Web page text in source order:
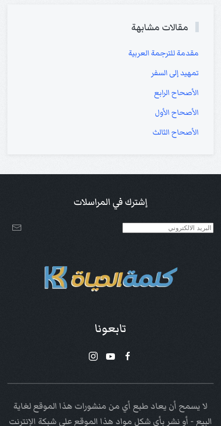
مقالات مشابهة
مقدمة للترجمة العربية
تمهيد إلى السفر
الأصحاح الرابع
الأصحاح الأول
الأصحاح الثالث
إشترك في المراسلات
تابعونا
لا يسمح أن يعاد طبع أي من منشورات هذا الموقع لغاية
البيع - أو نشر بأي شكل مواد هذا الموقع على شبكة الإنترنت